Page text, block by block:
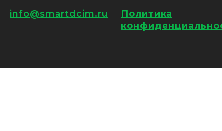
info@smartdcim.ru
Политика